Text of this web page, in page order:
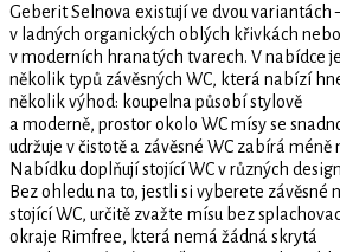
Geberit Selnova existují ve dvou variantách
v ladných organických oblých křivkách nebo
v moderních hranatých tvarech. V nabídce je
několik typů závěsných WC, která nabízí
několik výhod: koupelna působí stylově
a moderně, prostor okolo WC mísy se
udržuje v čistotě a závěsné WC zabírá méně
Nabídku doplňují stojící WC v různých
Bez ohledu na to, jestli si vyberete závěsné
stojící WC, určitě zvažte mísu bez
okraje ­Rimfree, která nemá žádná skrytá